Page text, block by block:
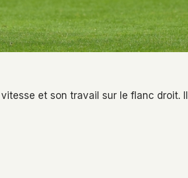
et son travail sur le flanc droit. Il